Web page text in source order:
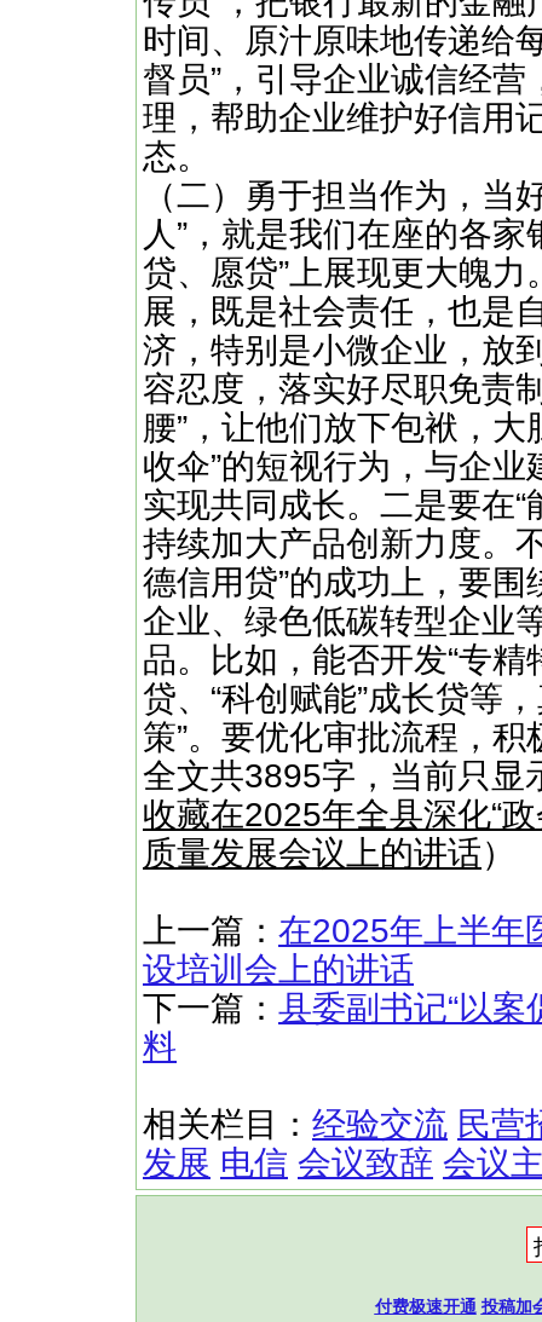
时间、原汁原味地传递给
督员”，引导企业诚信经
理，帮助企业维护好信用
态。
（二）勇于担当作为，当
人”，就是我们在座的各
贷、愿贷”上展现更大魄
展，既是社会责任，也是
济，特别是小微企业，放
容忍度，落实好尽职免责
腰”，让他们放下包袱，
收伞”的短视行为，与企
实现共同成长。二是要在
持续加大产品创新力度。
德信用贷”的成功上，要围
企业、绿色低碳转型企业
品。比如，能否开发“专精
贷、“科创赋能”成长贷等
策”。要优化审批流程，
全文共3895字，当前只显
收藏在2025年全县深化“
质量发展会议上的讲话）
上一篇： 在2025年上半年
设培训会上的讲话
下一篇： 县委副书记“以案
料
相关栏目： 经验交流 民营
发展 电信 会议致辞 会议
付费极速开通 投稿加